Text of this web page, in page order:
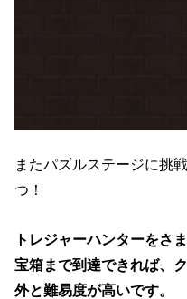
またパズルステージに挑
つ！
トレジャーハンターをさ
宝箱まで到達できれば、
外と難易度が高いです。